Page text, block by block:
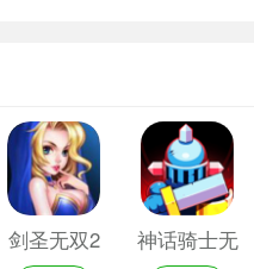
剑圣无双2
神话骑士无